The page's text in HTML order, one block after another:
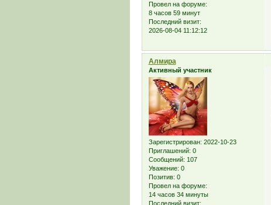
Провел на форуме:
8 часов 59 минут
Последний визит:
2026-08-04 11:12:12
Алмира
Активный участник
Зарегистрирован: 2022-10-23
Приглашений: 0
Сообщений: 107
Уважение: 0
Позитив: 0
Провел на форуме:
14 часов 34 минуты
Последний визит: